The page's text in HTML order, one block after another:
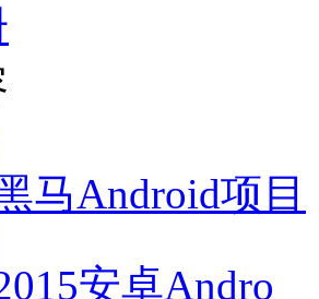
马Android项目
安卓Andro